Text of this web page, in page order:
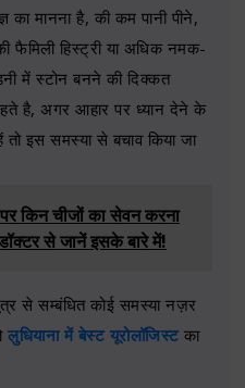
का मानना है, की कम पानी पीने,
फैमिली हिस्ट्री या अधिक नमक-
में स्टोन बनने की दिक्कत
है, अगर आहार पर ध्यान देने के
तो इस समस्या से बचाव किया जा
किन चीजों का सेवन करना
से जानें इसके बारे में!
से सम्बंधित कोई समस्या नज़र
लुधियाना में बेस्ट यूरोलॉजिस्ट का